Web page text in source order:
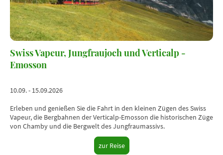
Swiss Vapeur, Jungfraujoch und Verticalp -
Emosson
10.09. - 15.09.2026
Erleben und genießen Sie die Fahrt in den kleinen Zügen des Swiss
Vapeur, die Bergbahnen der Verticalp-Emosson die historischen Züge
von Chamby und die Bergwelt des Jungfraumassivs.
zur Reise